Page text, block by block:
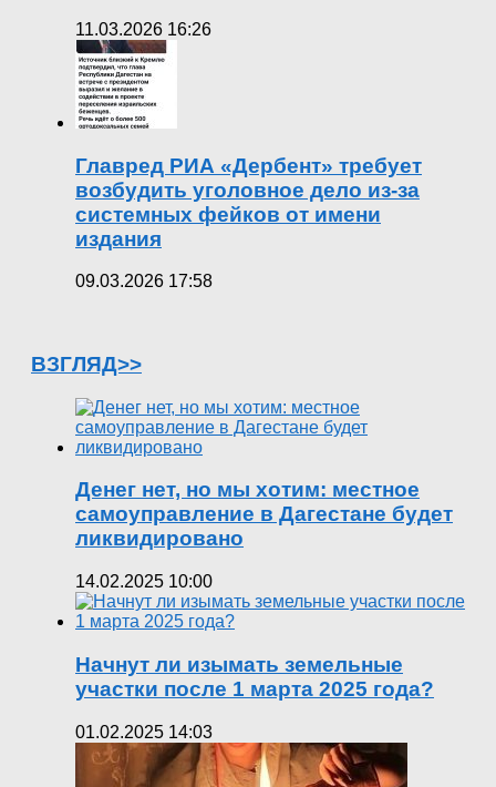
11.03.2026 16:26
Главред РИА «Дербент» требует
возбудить уголовное дело из-за
системных фейков от имени
издания
09.03.2026 17:58
ВЗГЛЯД>>
Денег нет, но мы хотим: местное
самоуправление в Дагестане будет
ликвидировано
14.02.2025 10:00
Начнут ли изымать земельные
участки после 1 марта 2025 года?
01.02.2025 14:03